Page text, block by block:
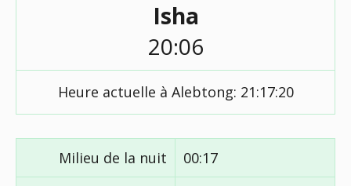
Isha
20:06
Heure actuelle à Alebtong: 21:17:20
Milieu de la nuit 00:17